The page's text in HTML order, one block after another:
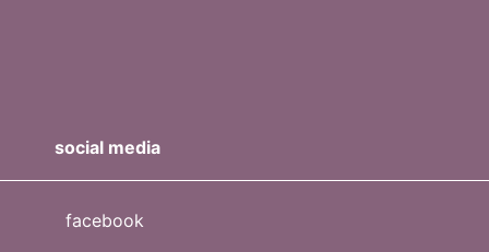
social media
facebook